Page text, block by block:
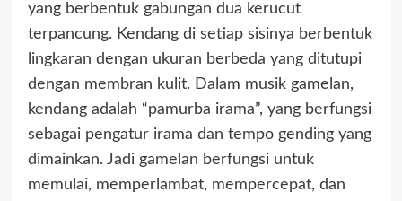
yang berbentuk gabungan dua kerucut
terpancung. Kendang di setiap sisinya berbentuk
lingkaran dengan ukuran berbeda yang ditutupi
dengan membran kulit. Dalam musik gamelan,
kendang adalah “pamurba irama”, yang berfungsi
sebagai pengatur irama dan tempo gending yang
dimainkan. Jadi gamelan berfungsi untuk
memulai, memperlambat, mempercepat, dan